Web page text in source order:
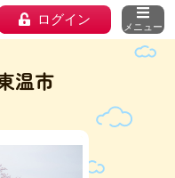
ログイン メニュー
温市